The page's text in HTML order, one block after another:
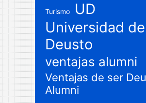
Turismo
UD
Universidad de
Deusto
ventajas alumni
Ventajas de ser
Alumni